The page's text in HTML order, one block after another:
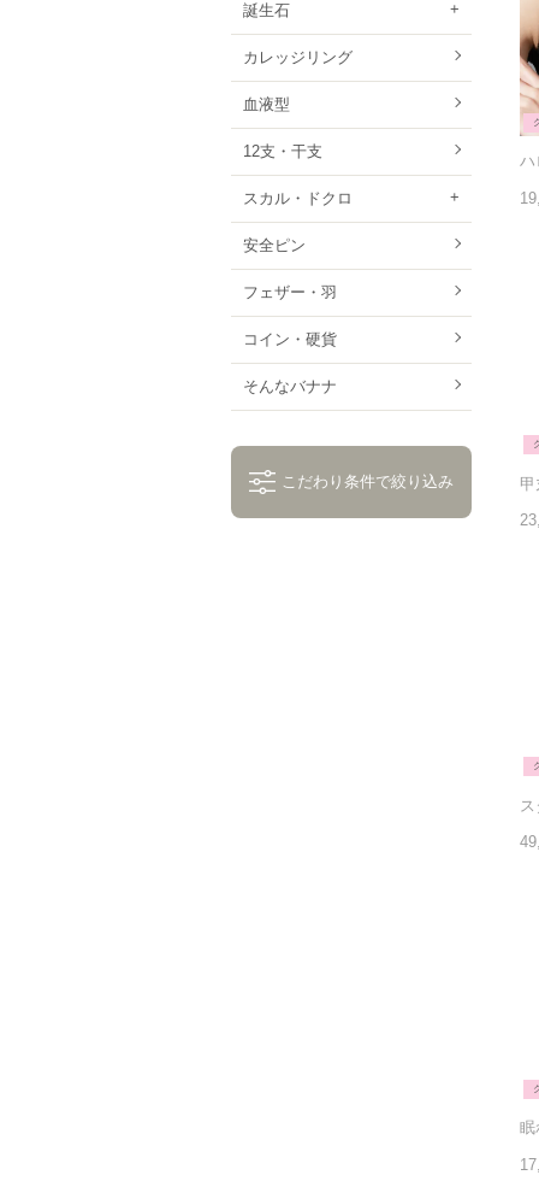
誕生石
カレッジリング
血液型
12支・干支
スカル・ドクロ
安全ピン
フェザー・羽
コイン・硬貨
そんなバナナ
こだわり条件で絞り込み